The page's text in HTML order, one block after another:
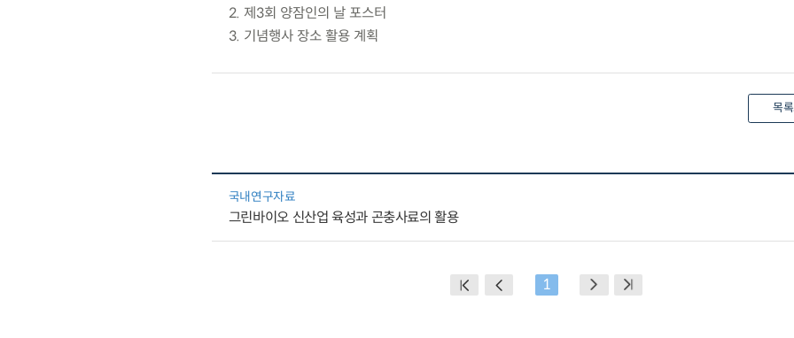
2. 제3회 양잠인의 날 포스터
3. 기념행사 장소 활용 계획
목록
국내연구자료
그린바이오 신산업 육성과 곤충사료의 활용
1